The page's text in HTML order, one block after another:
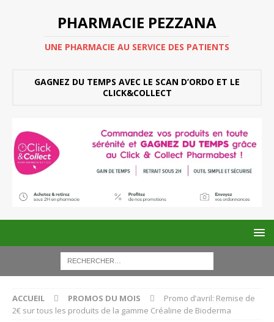
PHARMACIE PEZZANA
UNE PHARMACIE AU SERVICE DES PATIENTS
GAGNEZ DU TEMPS AVEC LE SCAN D’ORDO ET LE
CLICK&COLLECT
ACCUEIL PROMOS DU MOIS
Promo d’avril: Remise de
2€ sur tous les produits de la gamme Créaline de Bioderma